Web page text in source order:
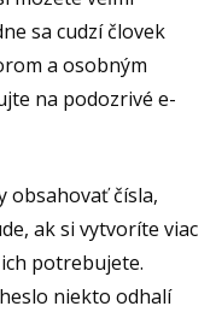
sa cudzí človek
a osobným
na podozrivé e-
obsahovať čísla,
ak si vytvoríte viac
potrebujete.
niekto odhalí